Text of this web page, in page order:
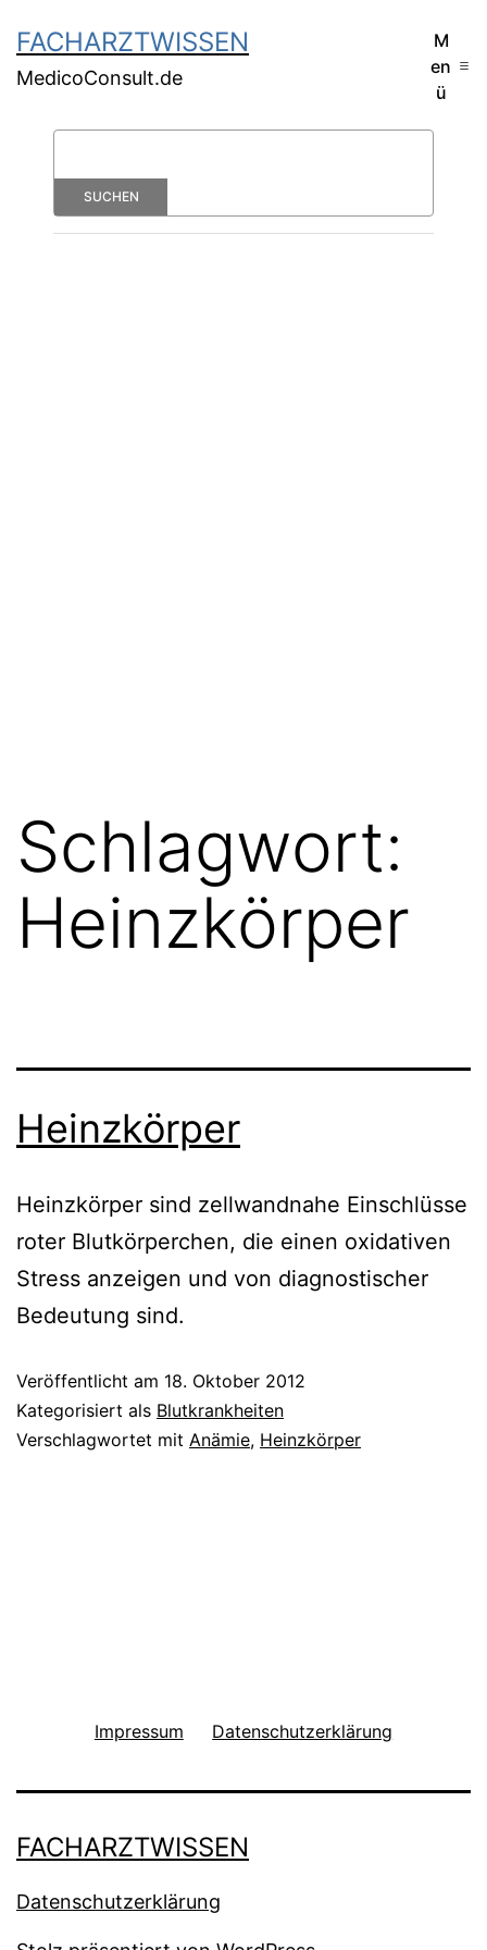
FACHARZTWISSEN
MedicoConsult.de
M
en
ü
Schlagwort:
Heinzkörper
Heinzkörper
Heinzkörper sind zellwandnahe Einschlüsse
roter Blutkörperchen, die einen oxidativen
Stress anzeigen und von diagnostischer
Bedeutung sind.
Veröffentlicht am 18. Oktober 2012
Kategorisiert als Blutkrankheiten
Verschlagwortet mit Anämie, Heinzkörper
Impressum Datenschutzerklärung
FACHARZTWISSEN
Datenschutzerklärung